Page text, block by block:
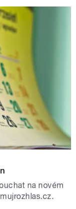
na novém